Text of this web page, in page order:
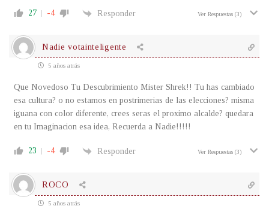
27 -4 Responder Ver Respuestas (3)
Nadie votainteligente
5 años atrás
Que Novedoso Tu Descubrimiento Mister Shrek!! Tu has cambiado
esa cultura? o no estamos en postrimerias de las elecciones? misma
iguana con color diferente, crees seras el proximo alcalde? quedara
en tu Imaginacion esa idea, Recuerda a Nadie!!!!!
23 -4 Responder Ver Respuestas (3)
ROCO
5 años atrás